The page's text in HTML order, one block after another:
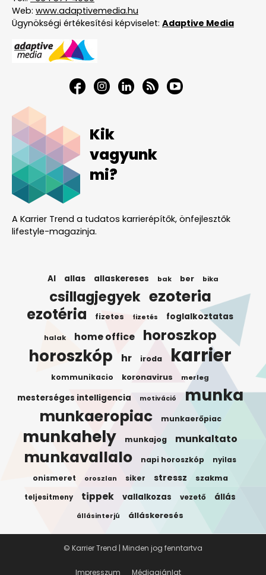
Web: www.adaptivemedia.hu
Ügynökségi értékesítési képviselet: Adaptive Media
Kik
vagyunk
mi?
A Karrier Trend a tudatos karrierépítők, önfejlesztők
lifestyle-magazinja.
AI allas allaskereses bak ber bika
csillagjegyek ezoteria
ezotéria fizetes fizetés foglalkoztatas
halak home office horoszkop
horoszkóp hr iroda karrier
kommunikacio koronavirus merleg
mesterséges intelligencia motiváció munka
munkaeropiac munkaerőpiac
munkahely munkajog munkaltato
munkavallalo napi horoszkóp nyilas
onismeret oroszlan siker stressz szakma
teljesitmeny tippek vallalkozas vezető állás
állásinterjú álláskeresés
Impresszum Médiaajánlat
© Karrier Trend | Minden jog fenntartva